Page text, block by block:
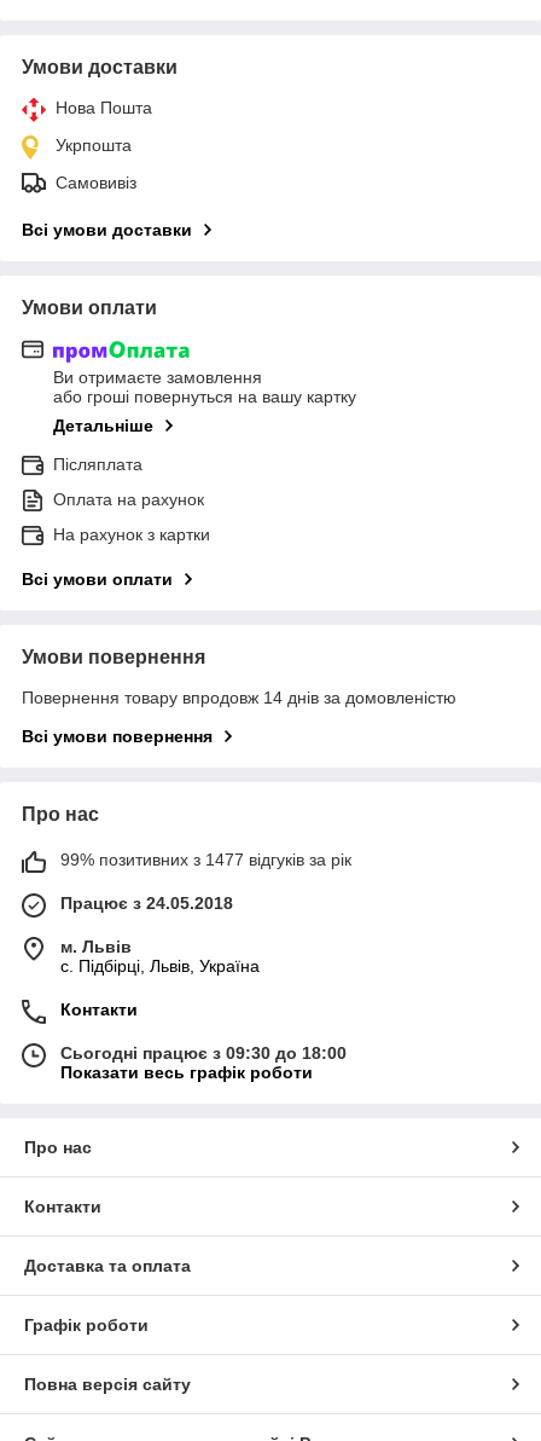
Умови доставки
Нова Пошта
Укрпошта
Самовивіз
Всі умови доставки
Умови оплати
Ви отримаєте замовлення
або гроші повернуться на вашу картку
Детальніше
Післяплата
Оплата на рахунок
На рахунок з картки
Всі умови оплати
Умови повернення
Повернення товару впродовж 14 днів за домовленістю
Всі умови повернення
Про нас
99% позитивних з 1477 відгуків за рік
Працює з 24.05.2018
м. Львів
c. Підбірці, Львів, Україна
Контакти
Сьогодні працює з 09:30 до 18:00
Показати весь графік роботи
Про нас
Контакти
Доставка та оплата
Графік роботи
Повна версія сайту